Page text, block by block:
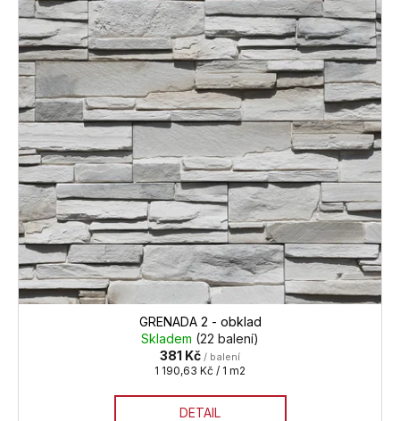
GRENADA 2 - obklad
Skladem (22 balení)
381 Kč / balení
Měrná
1 190,63 Kč / 1 m2
DETAIL